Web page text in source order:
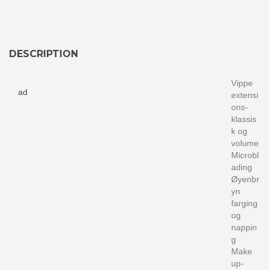
DESCRIPTION
ad
Vippe
extensi
ons-
klassis
k og
volume
Microbl
ading
Øyenbr
yn
farging
og
nappin
g
Make
up-